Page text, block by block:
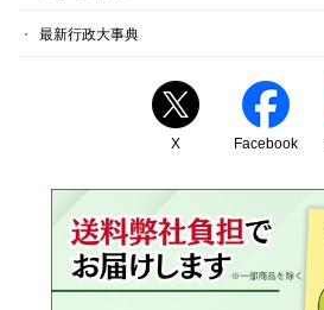
最新行政大事典
X Facebook